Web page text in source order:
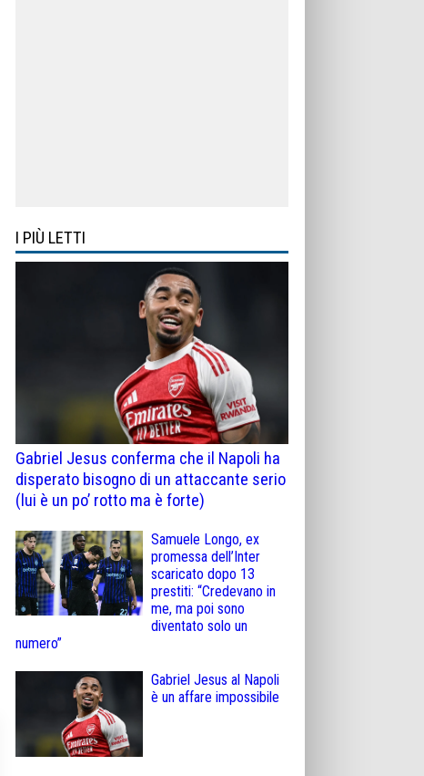
I PIÙ LETTI
Gabriel Jesus conferma che il Napoli ha
disperato bisogno di un attaccante serio
(lui è un po’ rotto ma è forte)
Samuele Longo, ex
promessa dell’Inter
scaricato dopo 13
prestiti: “Credevano in
me, ma poi sono
diventato solo un
numero”
Gabriel Jesus al Napoli
è un affare impossibile